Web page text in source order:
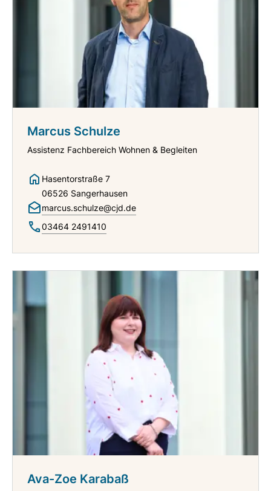
Marcus Schulze
Assistenz Fachbereich Wohnen & Begleiten
Hasentorstraße 7
06526 Sangerhausen
marcus.schulze@cjd.de
03464 2491410
Ava-Zoe Karabaß